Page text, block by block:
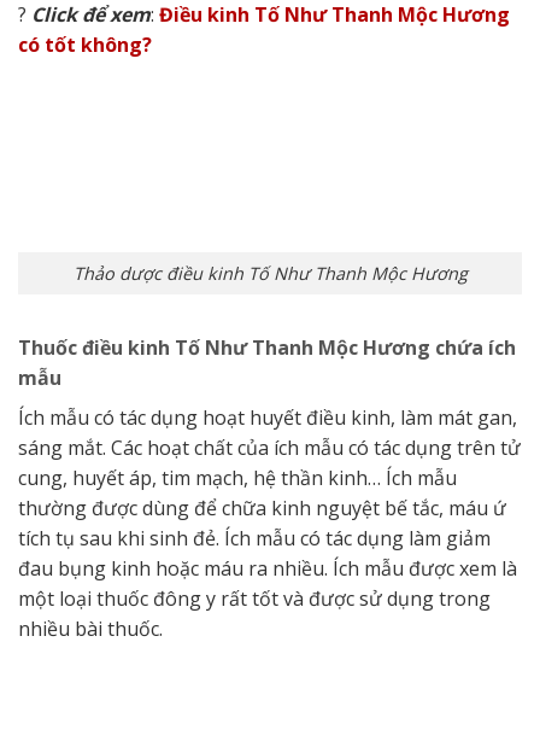
? Click để xem: Điều kinh Tố Như Thanh Mộc Hương
có tốt không?
Thảo dược điều kinh Tố Như Thanh Mộc Hương
Thuốc điều kinh Tố Như Thanh Mộc Hương chứa ích
mẫu
Ích mẫu có tác dụng hoạt huyết điều kinh, làm mát gan,
sáng mắt. Các hoạt chất của ích mẫu có tác dụng trên tử
cung, huyết áp, tim mạch, hệ thần kinh… Ích mẫu
thường được dùng để chữa kinh nguyệt bế tắc, máu ứ
tích tụ sau khi sinh đẻ. Ích mẫu có tác dụng làm giảm
đau bụng kinh hoặc máu ra nhiều. Ích mẫu được xem là
một loại thuốc đông y rất tốt và được sử dụng trong
nhiều bài thuốc.